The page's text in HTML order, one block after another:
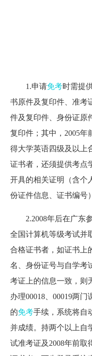
1.申请免考时需提
书原件及复印件、准考
件及复印件、身份证原
复印件；其中，2005年
得大学英语四级及以上
证书者，还须提供考点
开具的相关证明（含个
份证件信息、证书编号
2.2008年后在广东
全国计算机等级考试并
合格证书者，如证书上
名、身份证号与自学考
考证上的信息一致，则
办理00018、00019两门
的免考手续，系统将自
并成绩。持两个以上自
试准考证及2008年前取